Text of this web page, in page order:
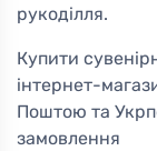
рукоділля.
Купити
інтернет-
Поштою та
замовлення